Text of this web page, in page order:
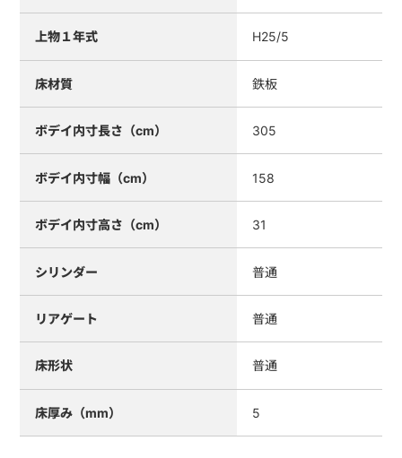
上物１年式 H25/5
床材質 鉄板
ボデイ内寸長さ（cm） 305
ボデイ内寸幅（cm） 158
ボデイ内寸高さ（cm） 31
シリンダー 普通
リアゲート 普通
床形状 普通
床厚み（mm） 5